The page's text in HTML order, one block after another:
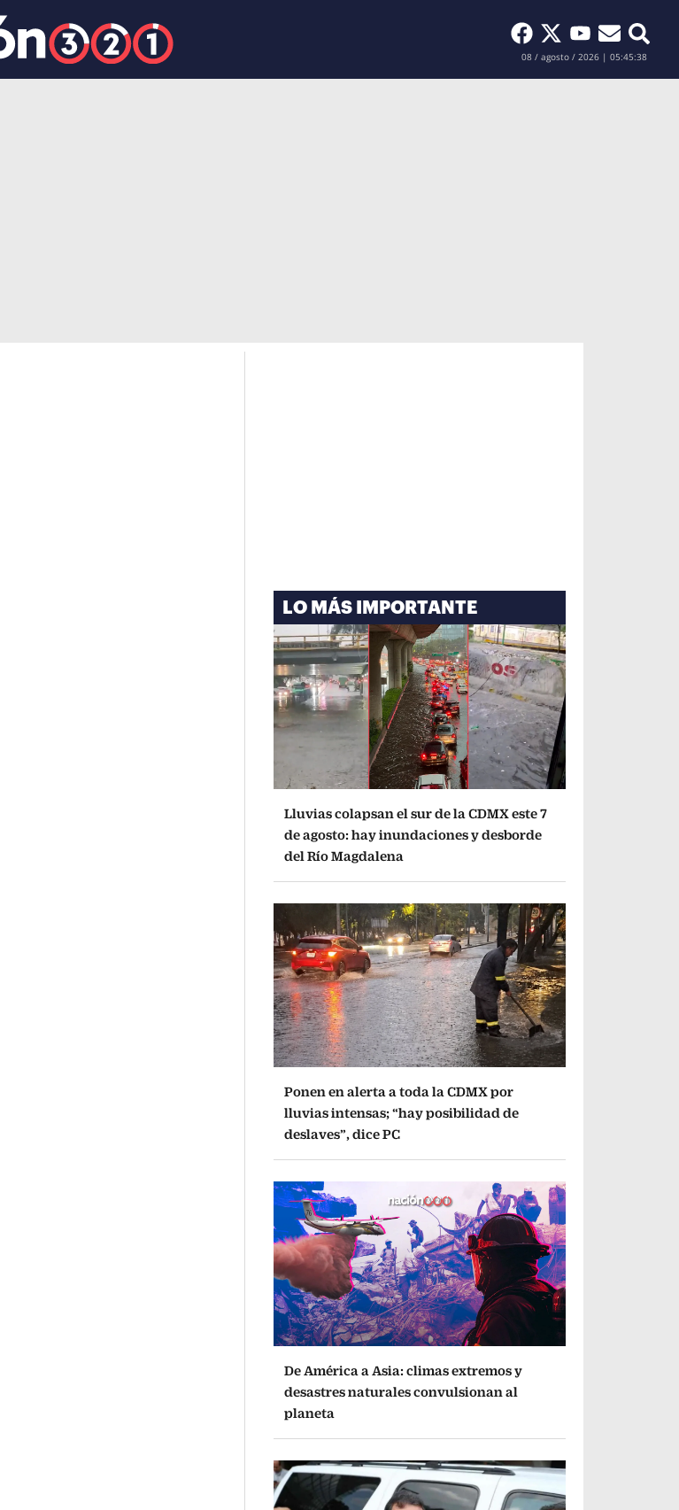
Buscar
08 / agosto / 2026 | 05:45:39
LO MÁS IMPORTANTE
Lluvias colapsan el sur de la CDMX este 7
de agosto: hay inundaciones y desborde
del Río Magdalena
Ponen en alerta a toda la CDMX por
lluvias intensas; “hay posibilidad de
deslaves”, dice PC
De América a Asia: climas extremos y
desastres naturales convulsionan al
planeta